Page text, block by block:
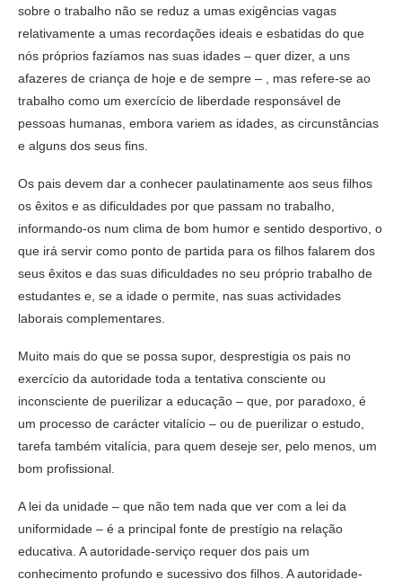
sobre o trabalho não se reduz a umas exigências vagas
relativamente a umas recordações ideais e esbatidas do que
nós próprios fazíamos nas suas idades – quer dizer, a uns
afazeres de criança de hoje e de sempre – , mas refere-se ao
trabalho como um exercício de liberdade responsável de
pessoas humanas, embora variem as idades, as circunstâncias
e alguns dos seus fins.
Os pais devem dar a conhecer paulatinamente aos seus filhos
os êxitos e as dificuldades por que passam no trabalho,
informando-os num clima de bom humor e sentido desportivo, o
que irá servir como ponto de partida para os filhos falarem dos
seus êxitos e das suas dificuldades no seu próprio trabalho de
estudantes e, se a idade o permite, nas suas actividades
laborais complementares.
Muito mais do que se possa supor, desprestigia os pais no
exercício da autoridade toda a tentativa consciente ou
inconsciente de puerilizar a educação – que, por paradoxo, é
um processo de carácter vitalício – ou de puerilizar o estudo,
tarefa também vitalícia, para quem deseje ser, pelo menos, um
bom profissional.
A lei da unidade – que não tem nada que ver com a lei da
uniformidade – é a principal fonte de prestígio na relação
educativa. A autoridade-serviço requer dos pais um
conhecimento profundo e sucessivo dos filhos. A autoridade-